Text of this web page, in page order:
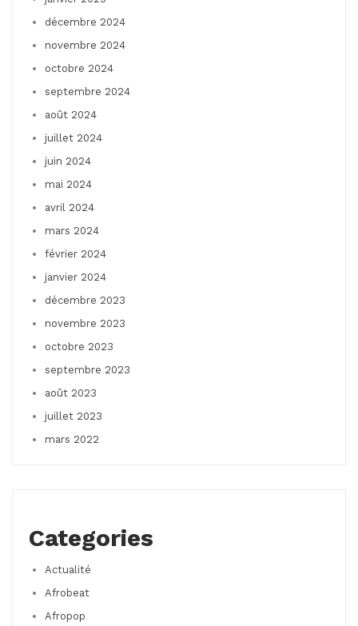
décembre 2024
novembre 2024
octobre 2024
septembre 2024
août 2024
juillet 2024
juin 2024
mai 2024
avril 2024
mars 2024
février 2024
janvier 2024
décembre 2023
novembre 2023
octobre 2023
septembre 2023
août 2023
juillet 2023
mars 2022
Categories
Actualité
Afrobeat
Afropop